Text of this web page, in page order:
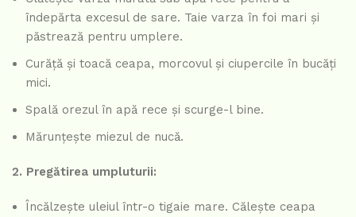
îndepărta excesul de sare. Taie varza în foi mari și
păstrează pentru umplere.
Curăță și toacă ceapa, morcovul și ciupercile în bucăți
mici.
Spală orezul în apă rece și scurge-l bine.
Mărunțește miezul de nucă.
2. Pregătirea umpluturii:
Încălzește uleiul într-o tigaie mare. Călește ceapa